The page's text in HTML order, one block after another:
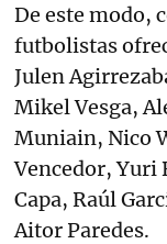
De este modo,
futbolistas
Julen
Mikel Vesga,
Muniain, Nico
Vencedor, Yuri
Capa, Raúl
Aitor Paredes.